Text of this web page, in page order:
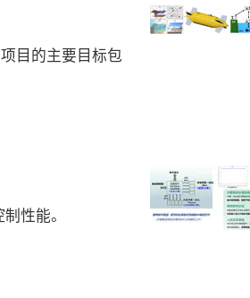
目的主要目标包
性能。